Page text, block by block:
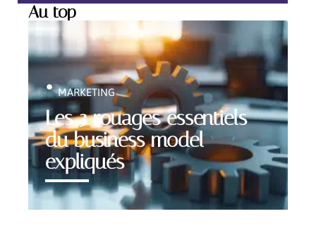
Au top
Les 3 rouages essentiels
du business model
expliqués
MARKETING